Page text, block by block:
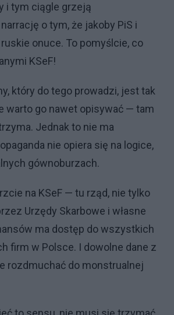
i tym ciągle grzeją
o tym, że jakoby PiS i
onuce. To pomyślcie, co
KSeF!
do tego prowadzi, jest tak
warto go nawet opisywać — tam
Jednak to nie ma
nie opiera się na logice,
gównoburzach.
na KSeF — tu rząd, nie tylko
Urzędy Skarbowe i własne
ma dostęp do wszystkich
firm w Polsce. I dowolne dane z
rozdmuchać do monstrualnej